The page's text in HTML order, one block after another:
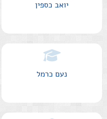
יואב כספין
נעם כרמל